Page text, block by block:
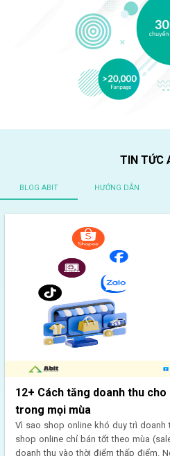
TIN TỨC
BLOG ABIT HƯỚNG DẪN
12+ Cách tăng doanh thu
trong mọi mùa
Vì sao shop online khó duy trì doanh
shop online chỉ bán tốt theo mùa
doanh thu vào thời điểm thấp điểm.